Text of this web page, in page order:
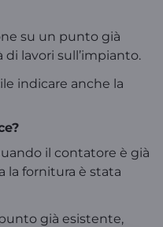
su un punto già
lavori sull’impianto.
indicare anche la
il contatore è già
la fornitura è stata
già esistente,